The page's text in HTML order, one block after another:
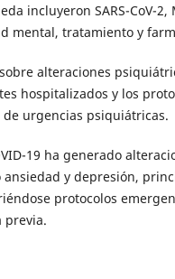
incluyeron SARS-CoV-2,
mental, tratamiento y
alteraciones
hospitalizados y los
urgencias psiquiátricas.
19 ha generado
y depresión,
protocolos
previa.